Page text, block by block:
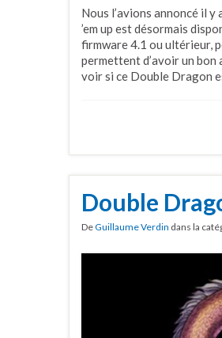
Nous l’avions annoncé il y
’em up est désormais
firmware 4.1 ou ultérieur,
permettent d’avoir un
voir si ce Double Dragon
Double
DeGuillaume Verdin dans la